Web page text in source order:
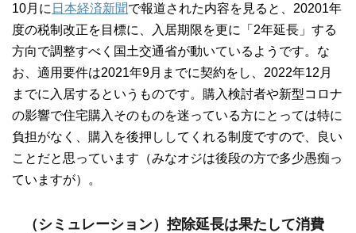
10月に 日本経済新聞で報道された内容を見ると、20201年
度の税制改正を目標に、入居期限を更に「2年延長」する
方向で調整すべく国土交通省が動いているようです。な
お、適用要件は2021年9月までに契約をし、2022年12月
までに入居するというものです。購入検討者や新型コロナ
の影響で住宅購入そのものを迷っている方にとっては特に
負担がなく、購入を後押ししてくれる制度ですので、良い
ことだと思っています（みなオジは後段の方で多少愚痴っ
ていますが）。
（シミュレーション）控除延長は果たして消費